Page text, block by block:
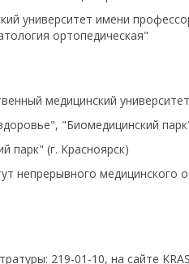
университет имени
ортопедическая"
медицинский
"Биомедицинский
парк" (г. Красноярск)
непрерывного медицинского
219-01-10, на сайте